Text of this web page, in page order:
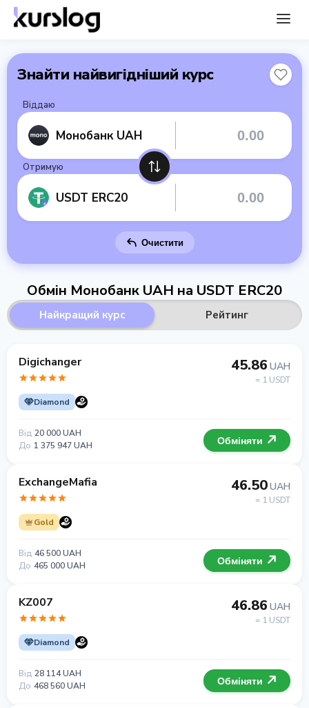
Знайти найвигідніший курс
Віддаю
Монобанк UAH
Отримую
USDT ERC20
Очистити
Обмін Монобанк UAH на USDT ERC20
Найкращий курс Рейтинг
Digichanger
Diamond
45.86 UAH
= 1 USDT
Від 20 000 UAH
До 1 375 947 UAH Обміняти
ExchangeMafia
Gold
46.50UAH
= 1 USDT
Від 46 500 UAH
До 465 000 UAH Обміняти
KZ007
Diamond
46.86 UAH
= 1 USDT
Від 28 114 UAH
До 468 560 UAH Обміняти